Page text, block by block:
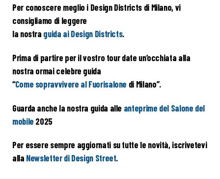
Per conoscere meglio i Design Districts di Milano, vi
consigliamo di leggere
la nostra guida ai Design Districts.
Prima di partire per il vostro tour date un’occhiata alla
nostra ormai celebre guida
“Come sopravvivere al Fuorisalone di Milano”.
Guarda anche la nostra guida alle anteprime del Salone del
mobile 2025
Per essere sempre aggiornati su tutte le novità, iscrivetevi
alla Newsletter di Design Street.